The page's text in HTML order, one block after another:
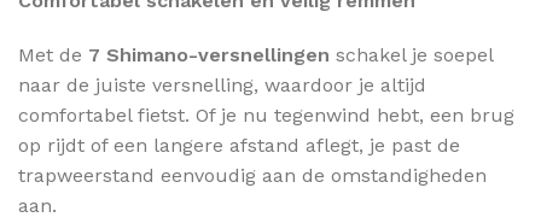
Met de 7 Shimano-versnellingen schakel je soepel
naar de juiste versnelling, waardoor je altijd
comfortabel fietst. Of je nu tegenwind hebt, een brug
op rijdt of een langere afstand aflegt, je past de
trapweerstand eenvoudig aan de omstandigheden
aan.